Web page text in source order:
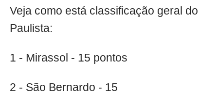
Veja como está classificação geral do
Paulista:
1 - Mirassol - 15 pontos
2 - São Bernardo - 15